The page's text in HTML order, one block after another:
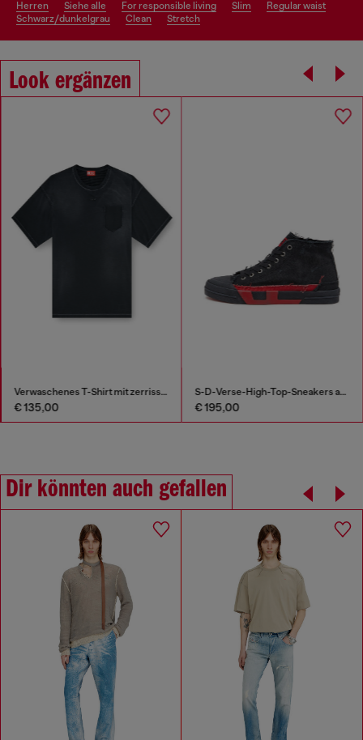
herren siehe alle for responsible living slim
regular waist
schwarz/dunkelgrau
clean stretch
Look ergänzen
Verwaschenes T-Shirt mit zerrissener Brusttasche
€ 135,00
S-D-Verse-High-Top-Sneakers aus Canvas in vielgetragener Optik
€ 195,00
Dir könnten auch gefallen